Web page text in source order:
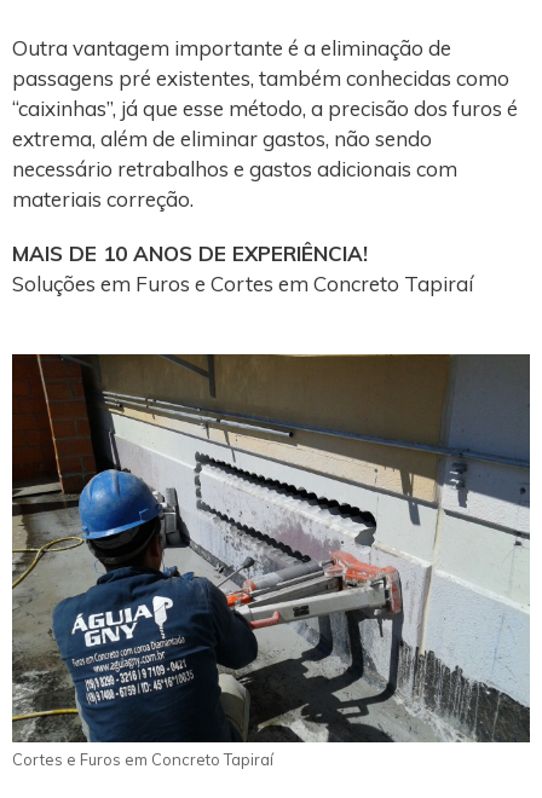
Outra vantagem importante é a eliminação de
passagens pré existentes, também conhecidas como
“caixinhas”, já que esse método, a precisão dos furos é
extrema, além de eliminar gastos, não sendo
necessário retrabalhos e gastos adicionais com
materiais correção.
MAIS DE 10 ANOS DE EXPERIÊNCIA!
Soluções em Furos e Cortes em Concreto Tapiraí
Cortes e Furos em Concreto Tapiraí